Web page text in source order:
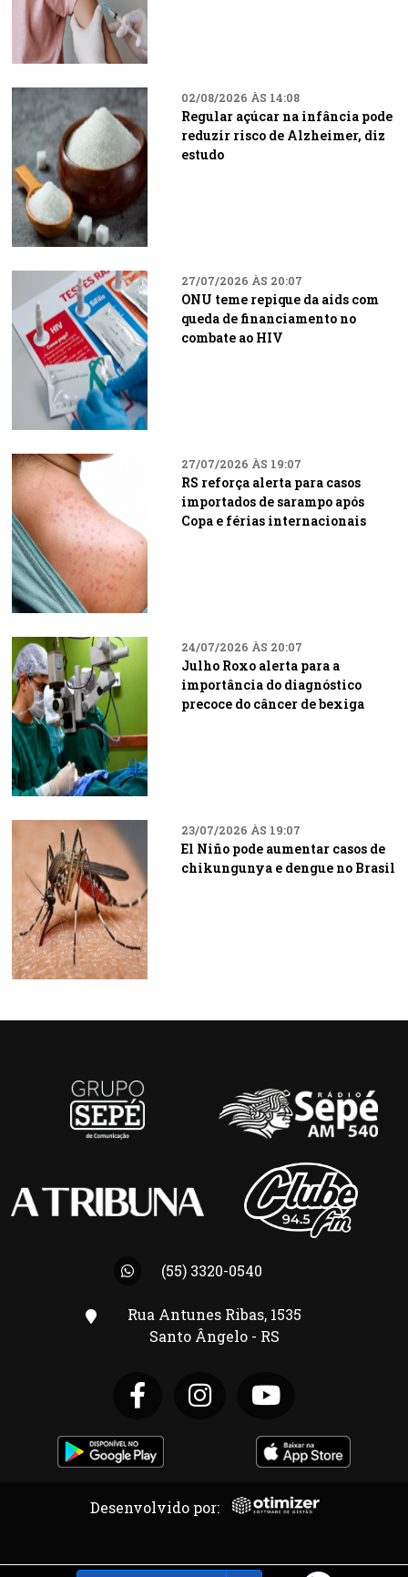
02/08/2026 ÀS 14:08
Regular açúcar na infância pode
reduzir risco de Alzheimer, diz
estudo
27/07/2026 ÀS 20:07
ONU teme repique da aids com
queda de financiamento no
combate ao HIV
27/07/2026 ÀS 19:07
RS reforça alerta para casos
importados de sarampo após
Copa e férias internacionais
24/07/2026 ÀS 20:07
Julho Roxo alerta para a
importância do diagnóstico
precoce do câncer de bexiga
23/07/2026 ÀS 19:07
El Niño pode aumentar casos de
chikungunya e dengue no Brasil
(55) 3320-0540
Rua Antunes Ribas, 1535
Santo Ângelo - RS
Desenvolvido por: